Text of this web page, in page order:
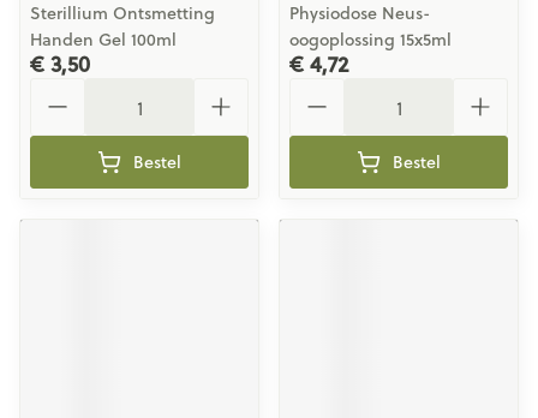
Sterillium Ontsmetting
Handen Gel 100ml
€ 3,50
Bestel
Physiodose Neus-
oogoplossing 15x5ml
€ 4,72
Bestel